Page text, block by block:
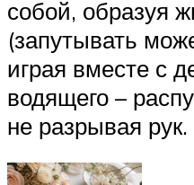
собой, образуя
(запутывать
играя вместе с
водящего –
не разрывая рук.